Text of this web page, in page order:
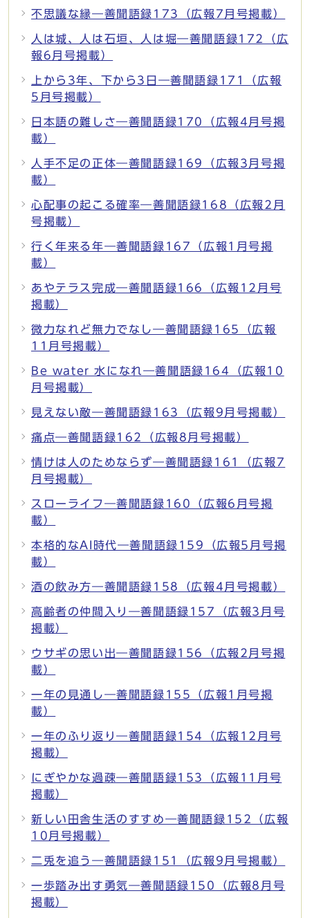
不思議な縁―善聞語録173（広報7月号掲載）
人は城、人は石垣、人は堀―善聞語録172（広
報6月号掲載）
上から3年、下から3日―善聞語録171（広報
5月号掲載）
日本語の難しさ―善聞語録170（広報4月号掲
載）
人手不足の正体―善聞語録169（広報3月号掲
載）
心配事の起こる確率―善聞語録168（広報2月
号掲載）
行く年来る年―善聞語録167（広報1月号掲
載）
あやテラス完成―善聞語録166（広報12月号
掲載）
微力なれど無力でなし―善聞語録165（広報
11月号掲載）
Be water 水になれ―善聞語録164（広報10
月号掲載）
見えない敵―善聞語録163（広報9月号掲載）
痛点―善聞語録162（広報8月号掲載）
情けは人のためならず―善聞語録161（広報7
月号掲載）
スローライフ―善聞語録160（広報6月号掲
載）
本格的なAI時代―善聞語録159（広報5月号掲
載）
酒の飲み方―善聞語録158（広報4月号掲載）
高齢者の仲間入り―善聞語録157（広報3月号
掲載）
ウサギの思い出―善聞語録156（広報2月号掲
載）
一年の見通し―善聞語録155（広報1月号掲
載）
一年のふり返り―善聞語録154（広報12月号
掲載）
にぎやかな過疎―善聞語録153（広報11月号
掲載）
新しい田舎生活のすすめ―善聞語録152（広報
10月号掲載）
二兎を追う―善聞語録151（広報9月号掲載）
一歩踏み出す勇気―善聞語録150（広報8月号
掲載）